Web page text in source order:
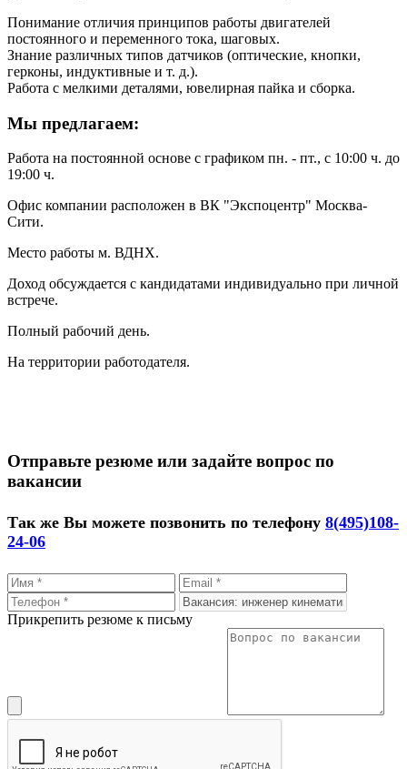
Понимание отличия принципов работы двигателей
постоянного и переменного тока, шаговых.
Знание различных типов датчиков (оптические, кнопки,
герконы, индуктивные и т. д.).
Работа с мелкими деталями, ювелирная пайка и сборка.
Мы предлагаем:
Работа на постоянной основе с графиком пн. - пт., с 10:00 ч. до
19:00 ч.
Офис компании расположен в ВК "Экспоцентр" Москва-
Сити.
Место работы м. ВДНХ.
Доход обсуждается с кандидатами индивидуально при личной
встрече.
Полный рабочий день.
На территории работодателя.
Отправьте резюме или задайте вопрос по
вакансии
Так же Вы можете позвонить по телефону 8(495)108-
24-06
Прикрепить резюме к письму